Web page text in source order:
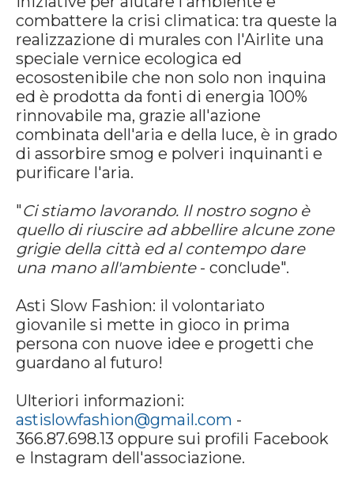
combattere la crisi climatica: tra queste la
realizzazione di murales con l'Airlite una
speciale vernice ecologica ed
ecosostenibile che non solo non inquina
ed è prodotta da fonti di energia 100%
rinnovabile ma, grazie all'azione
combinata dell'aria e della luce, è in grado
di assorbire smog e polveri inquinanti e
purificare l'aria.
"Ci stiamo lavorando. Il nostro sogno è
quello di riuscire ad abbellire alcune zone
grigie della città ed al contempo dare
una mano all'ambiente- conclude".
Asti Slow Fashion: il volontariato
giovanile si mette in gioco in prima
persona con nuove idee e progetti che
guardano al futuro!
Ulteriori informazioni:
astislowfashion@gmail.com -
366.87.698.13 oppure sui profili Facebook
e Instagram dell'associazione.